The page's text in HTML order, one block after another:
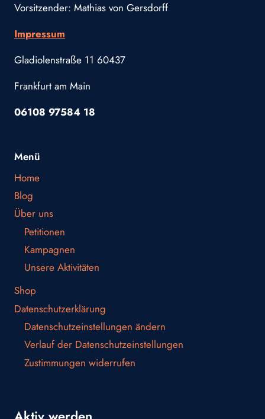
Vorsitzender: Mathias von Gersdorff
Impressum
Gladiolenstraße 11 60437
Frankfurt am Main
06108 97584 18
Menü
Home
Blog
Über uns
Petitionen
Kampagnen
Unsere Aktivitäten
Shop
Datenschutzerklärung
Datenschutzeinstellungen ändern
Verlauf der Datenschutzeinstellungen
Zustimmungen widerrufen